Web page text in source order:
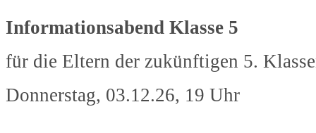
Informationsabend Klasse 5
für die Eltern der zukünftigen 5.
Donnerstag, 03.12.26, 19 Uhr